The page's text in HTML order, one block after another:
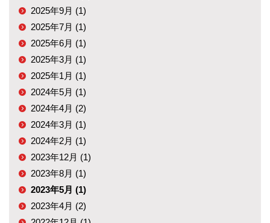
2025年9月 (1)
2025年7月 (1)
2025年6月 (1)
2025年3月 (1)
2025年1月 (1)
2024年5月 (1)
2024年4月 (2)
2024年3月 (1)
2024年2月 (1)
2023年12月 (1)
2023年8月 (1)
2023年5月 (1)
2023年4月 (2)